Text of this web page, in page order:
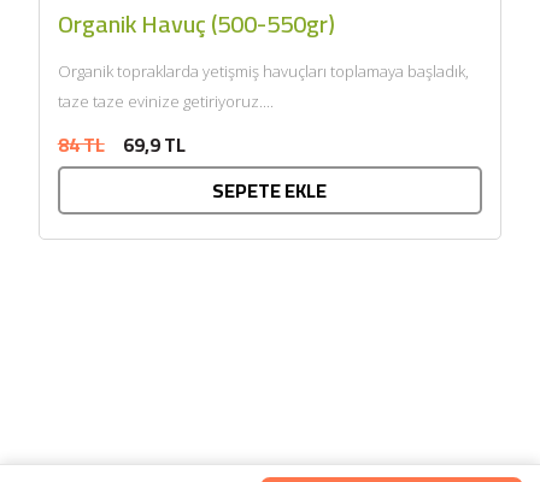
Organik Havuç (500-550gr)
Organik topraklarda yetişmiş havuçları toplamaya başladık,
taze taze evinize getiriyoruz....
84 TL 69,9 TL
SEPETE EKLE